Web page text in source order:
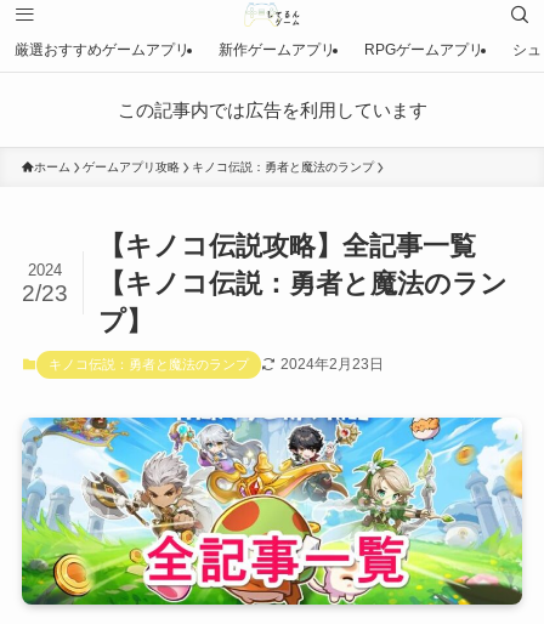
厳選おすすめゲームアプリ 新作ゲームアプリ RPGゲームアプリ シ
この記事内では広告を利用しています
ホーム ゲームアプリ攻略 キノコ伝説：勇者と魔法のランプ
【キノコ伝説攻略】全記事一覧
【キノコ伝説：勇者と魔法のラン
プ】
2024
2/23
キノコ伝説：勇者と魔法のランプ 2024年2月23日